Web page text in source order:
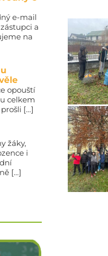
e-mail
a
na
opouští
celkem
[…]
žáky,
i
[…]